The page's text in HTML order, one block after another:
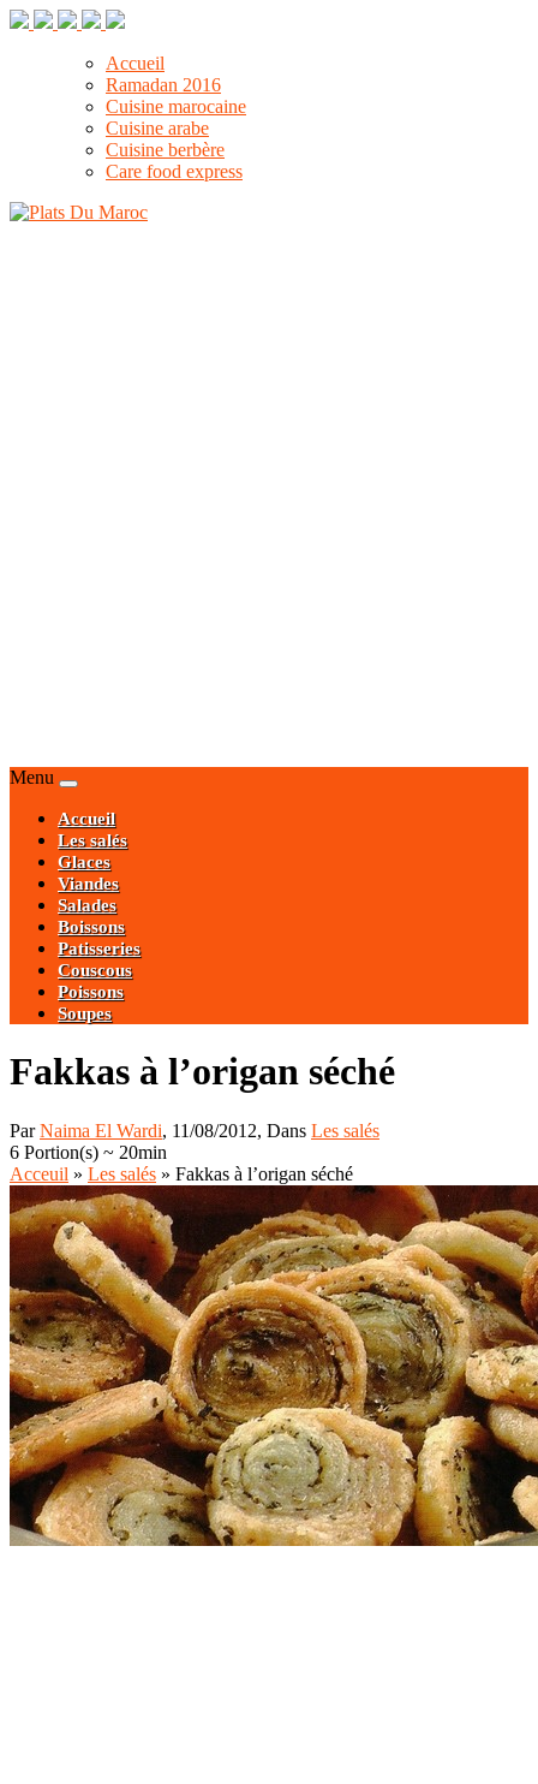
Accueil
Ramadan 2016
Cuisine marocaine
Cuisine arabe
Cuisine berbère
Care food express
Menu
Accueil
Les salés
Glaces
Viandes
Salades
Boissons
Patisseries
Couscous
Poissons
Soupes
Fakkas à l’origan séché
ParNaima El Wardi, 11/08/2012, Dans Les salés
6 Portion(s) ~ 20min
Acceuil » Les salés » Fakkas à l’origan séché